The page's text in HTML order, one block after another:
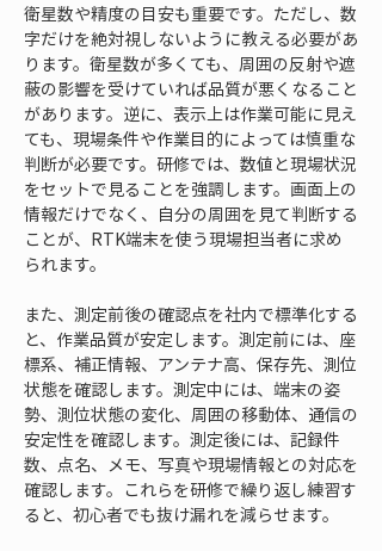
衛星数や精度の目安も重要です。ただし、数
字だけを絶対視しないように教える必要があ
ります。衛星数が多くても、周囲の反射や遮
蔽の影響を受けていれば品質が悪くなること
があります。逆に、表示上は作業可能に見え
ても、現場条件や作業目的によっては慎重な
判断が必要です。研修では、数値と現場状況
をセットで見ることを強調します。画面上の
情報だけでなく、自分の周囲を見て判断する
ことが、RTK端末を使う現場担当者に求め
られます。
また、測定前後の確認点を社内で標準化する
と、作業品質が安定します。測定前には、座
標系、補正情報、アンテナ高、保存先、測位
状態を確認します。測定中には、端末の姿
勢、測位状態の変化、周囲の移動体、通信の
安定性を確認します。測定後には、記録件
数、点名、メモ、写真や現場情報との対応を
確認します。これらを研修で繰り返し練習す
ると、初心者でも抜け漏れを減らせます。